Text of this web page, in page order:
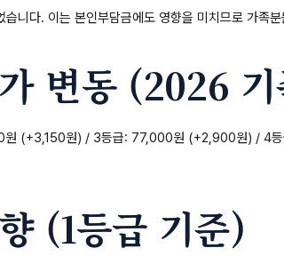
습니다. 이는 본인부담금에도 영향을 미치므로 가족
변동 (2026
(+3,150원) / 3등급: 77,000원 (+2,900원) / 4
(1등급 기준)